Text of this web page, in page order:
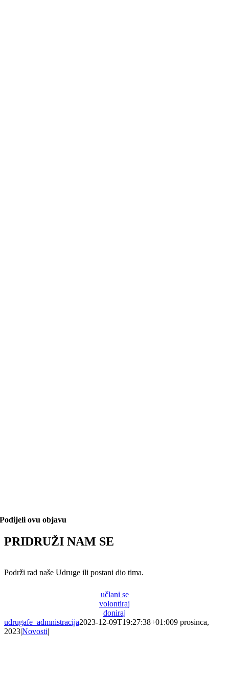
Podijeli ovu objavu
PRIDRUŽI NAM SE
Podrži rad naše Udruge ili postani dio tima.
učlani se
volontiraj
doniraj
udrugafe_admnistracija2023-12-09T19:27:38+01:009 prosinca,
2023|Novosti|